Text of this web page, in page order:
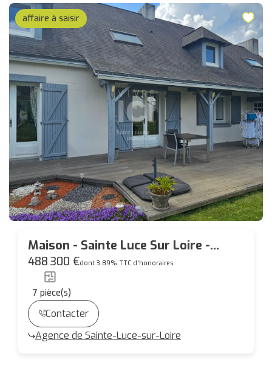
affaire à saisir
Maison - Sainte Luce Sur Loire -
175m² - 5 chambres
488 300 €dont 3.89% TTC d'honoraires
7 pièce(s)
Contacter
Agence de Sainte-Luce-sur-Loire